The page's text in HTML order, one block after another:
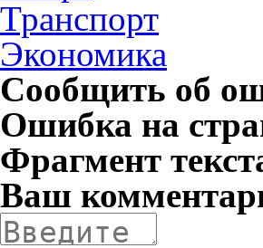
Транспорт
Экономика
Сообщить об
Ошибка на
Фрагмент
Ваш